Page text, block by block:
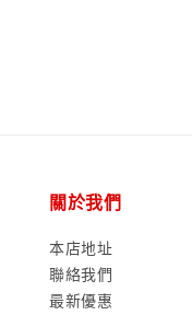
關於我們
本店地址
聯絡我們
最新優惠